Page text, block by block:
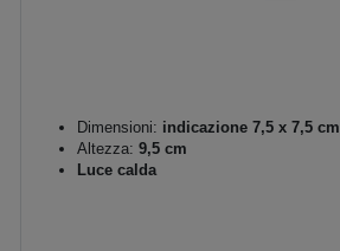
Dimensioni: indicazione 7,5 x 7,5 cm
Altezza: 9,5 cm
Luce calda